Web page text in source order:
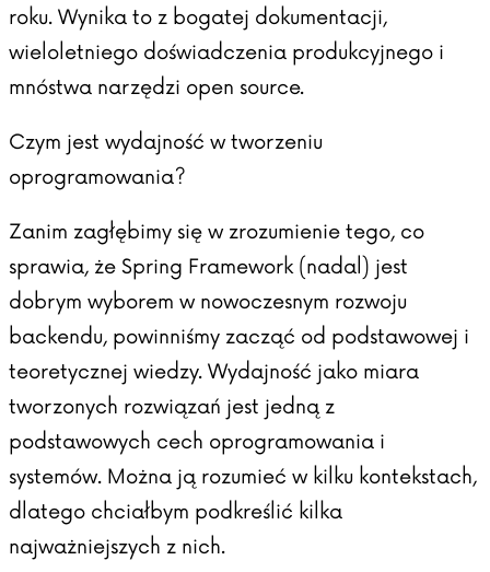
roku. Wynika to z bogatej dokumentacji,
wieloletniego doświadczenia produkcyjnego i
mnóstwa narzędzi open source.
Czym jest wydajność w tworzeniu
oprogramowania?
Zanim zagłębimy się w zrozumienie tego, co
sprawia, że Spring Framework (nadal) jest
dobrym wyborem w nowoczesnym rozwoju
backendu, powinniśmy zacząć od podstawowej i
teoretycznej wiedzy. Wydajność jako miara
tworzonych rozwiązań jest jedną z
podstawowych cech oprogramowania i
systemów. Można ją rozumieć w kilku kontekstach,
dlatego chciałbym podkreślić kilka
najważniejszych z nich.